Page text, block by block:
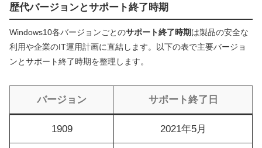
歴代バージョンとサポート終了時期
Windows10各バージョンごとのサポート終了時期は製品の安全な
利用や企業のIT運用計画に直結します。以下の表で主要バージョ
ンとサポート終了時期を整理します。
バージョン サポート終了日
1909 2021年5月